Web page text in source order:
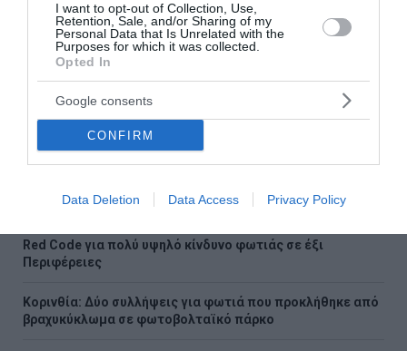
I want to opt-out of Collection, Use,
Retention, Sale, and/or Sharing of my
Personal Data that Is Unrelated with the
Purposes for which it was collected.
Opted In
Google consents
CONFIRM
Data Deletion Data Access Privacy Policy
Συρία: Πώς ένα ξεχασμένο σημειωματάριο οδήγησε στα
ίχνη αρχικατασκόπου του Άσαντ
Λόττο: Τα αποτελέσματα της κλήρωσης του Σαββάτου
Αυτοί είναι οι έξι όροι του Ιράν προς τις ΗΠΑ για τα Στενά
του Ορμούζ
77χρονος από πηγάδι
Red Code για πολύ υψηλό κίνδυνο φωτιάς σε έξι
Περιφέρειες
Κορινθία: Δύο συλλήψεις για φωτιά που προκλήθηκε από
βραχυκύκλωμα σε φωτοβολταϊκό πάρκο